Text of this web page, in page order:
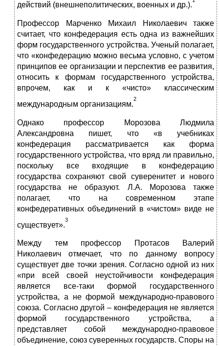
действий (внешнеполитических, военных и др.).
Профессор Марченко Михаил Николаевич также
считает, что конфедерация есть одна из важнейших
форм государственного устройства. Ученый полагает,
что «конфедерацию можно весьма условно, с учетом
принципов ее организации и перспектив ее развития,
относить к формам государственного устройства,
впрочем, как и к «чисто» классическим
международным организациям.
2
Однако профессор Морозова Людмила
Александровна пишет, что «в учебниках
конфедерация рассматривается как форма
государственного устройства, что вряд ли правильно,
поскольку все входящие в конфедерацию
государства сохраняют свой суверенитет и нового
государства не образуют. Л.А. Морозова также
полагает, что на современном этапе
конфедеративных объединений в «чистом» виде не
существует».
3
Между тем профессор Протасов Валерий
Николаевич отмечает, что по данному вопросу
существует две точки зрения. Согласно одной из них
«при всей своей неустойчивости конфедерация
является все-таки формой государственного
устройства, а не формой международно-правового
союза. Согласно другой – конфедерация не является
формой государственного устройства, а
представляет собой международно-правовое
объединение, союз суверенных государств. Споры на